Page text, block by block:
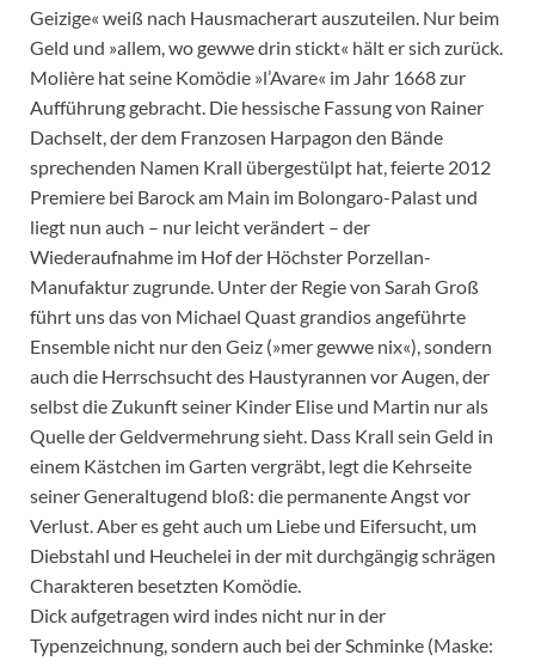
Geizige« weiß nach Hausmacherart auszuteilen. Nur beim
Geld und »allem, wo gewwe drin stickt« hält er sich zurück.
Molière hat seine Komödie »l’Avare« im Jahr 1668 zur
Aufführung gebracht. Die hessische Fassung von Rainer
Dachselt, der dem Franzosen Harpagon den Bände
sprechenden Namen Krall übergestülpt hat, feierte 2012
Premiere bei Barock am Main im Bolongaro-Palast und
liegt nun auch – nur leicht verändert – der
Wiederaufnahme im Hof der Höchster Porzellan-
Manufaktur zugrunde. Unter der Regie von Sarah Groß
führt uns das von Michael Quast grandios angeführte
Ensemble nicht nur den Geiz (»mer gewwe nix«), sondern
auch die Herrschsucht des Haustyrannen vor Augen, der
selbst die Zukunft seiner Kinder Elise und Martin nur als
Quelle der Geldvermehrung sieht. Dass Krall sein Geld in
einem Kästchen im Garten vergräbt, legt die Kehrseite
seiner Generaltugend bloß: die permanente Angst vor
Verlust. Aber es geht auch um Liebe und Eifersucht, um
Diebstahl und Heuchelei in der mit durchgängig schrägen
Charakteren besetzten Komödie.
Dick aufgetragen wird indes nicht nur in der
Typenzeichnung, sondern auch bei der Schminke (Maske: